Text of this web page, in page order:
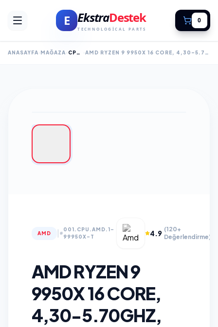
E EkstraDestek
TECHNOLOGICAL PARTS
0
ANASAYFA MAĞAZA CPU (İŞLEMCI) AMD RYZEN 9 9950X 16 CORE, 4,30-5.70GHZ, 80MB CACHE, 170W, AM5 SOKET, TRAY, (DAHILI GRAFIK VAR, FAN YOK)
AMD
001.CPU.AMD.1-
99950X-T
4.9 (120+
Değerlendirme)
AMD RYZEN 9
9950X 16 CORE,
4,30-5.70GHZ,